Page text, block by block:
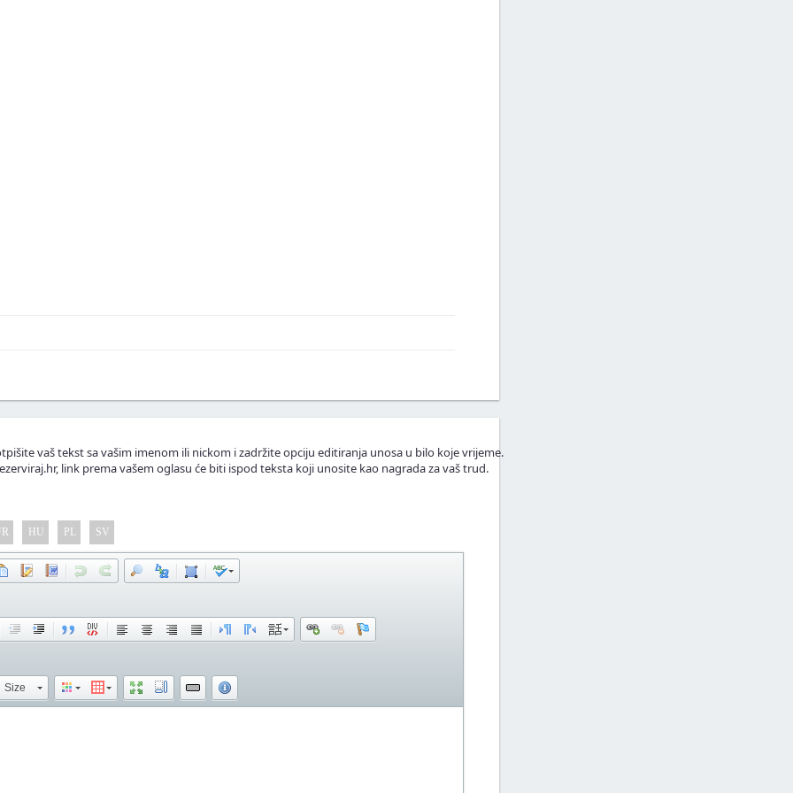
ili fotografije.
vaš tekst sa vašim imenom ili nickom i zadržite opciju editiranja unosa u bilo koje vrijeme.
link prema vašem oglasu će biti ispod teksta koji unosite kao nagrada za vaš trud.
HU PL SV
Size